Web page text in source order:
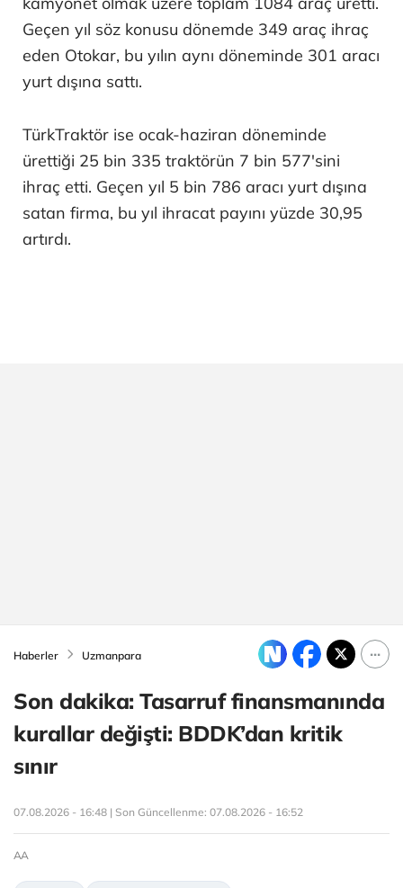
Geçen yıl söz konusu dönemde 349 araç ihraç
eden Otokar, bu yılın aynı döneminde 301 aracı
yurt dışına sattı.
TürkTraktör ise ocak-haziran döneminde
ürettiği 25 bin 335 traktörün 7 bin 577'sini
ihraç etti. Geçen yıl 5 bin 786 aracı yurt dışına
satan firma, bu yıl ihracat payını yüzde 30,95
artırdı.
Haberler Uzmanpara
Son dakika: Tasarruf finansmanında
kurallar değişti: BDDK’dan kritik
sınır
07.08.2026 - 16:48 | Son Güncellenme: 07.08.2026 - 16:52
AA